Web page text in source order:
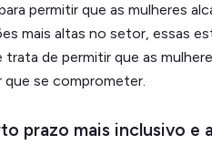
permitir que as mulheres
mais altas no setor, essas
de permitir que as
que se comprometer.
prazo mais inclusivo e